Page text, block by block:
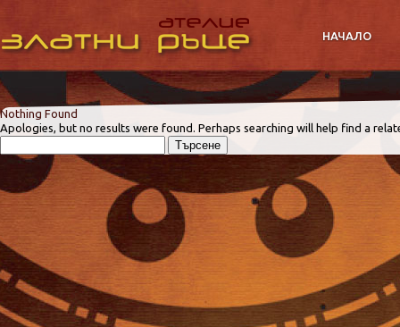
НАЧАЛО
Nothing Found
Apologies, but no results were found. Perhaps searching will help find a
за: